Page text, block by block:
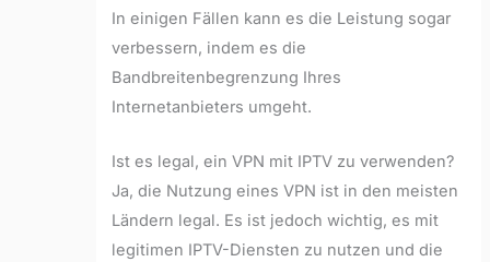
In einigen Fällen kann es die Leistung sogar
verbessern, indem es die
Bandbreitenbegrenzung Ihres
Internetanbieters umgeht.
Ist es legal, ein VPN mit IPTV zu verwenden?
Ja, die Nutzung eines VPN ist in den meisten
Ländern legal. Es ist jedoch wichtig, es mit
legitimen IPTV-Diensten zu nutzen und die